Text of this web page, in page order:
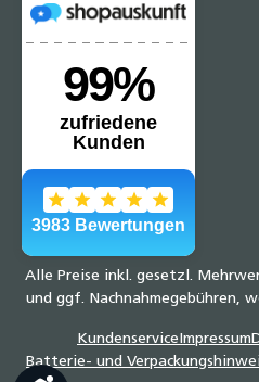
Alle Preise inkl. gesetzl.
und ggf. Nachnahmegebühren,
KundenserviceImpressum
Batterie- und